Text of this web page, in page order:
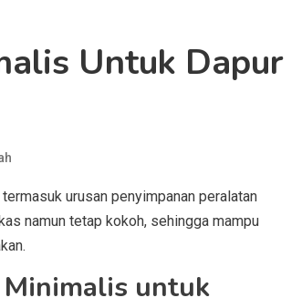
Untuk Dapur
urusan penyimpanan peralatan
namun tetap kokoh, sehingga mampu
untuk